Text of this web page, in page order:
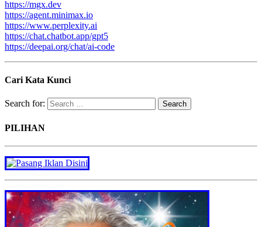
https://mgx.dev
https://agent.minimax.io
https://www.perplexity.ai
https://chat.chatbot.app/gpt5
https://deepai.org/chat/ai-code
Cari Kata Kunci
Search for:
PILIHAN